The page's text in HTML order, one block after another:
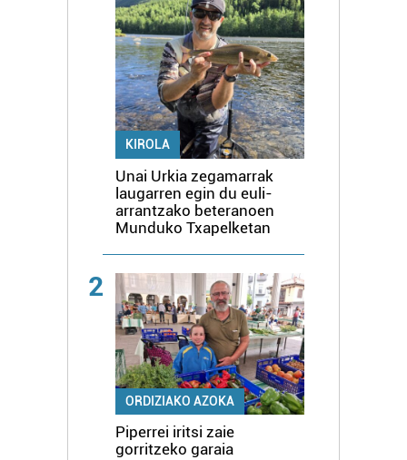
KIROLA
Unai Urkia zegamarrak
laugarren egin du euli-
arrantzako beteranoen
Munduko Txapelketan
2
ORDIZIAKO AZOKA
Piperrei iritsi zaie
gorritzeko garaia